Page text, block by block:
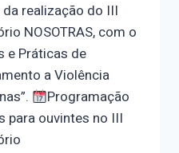
realização do III
NOSOTRAS, com o
e Práticas de
a Violência
Programação
para ouvintes no III